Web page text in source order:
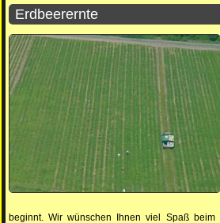
Erdbeerernte
beginnt. Wir wünschen Ihnen viel Spaß